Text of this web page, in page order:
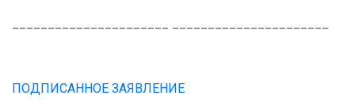
ПОДПИСАННОЕ ЗАЯВЛЕНИЕ